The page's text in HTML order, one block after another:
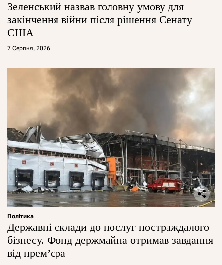
Зеленський назвав головну умову для
закінчення війни після рішення Сенату
США
7 Серпня, 2026
Політика
Державні склади до послуг постраждалого
бізнесу. Фонд держмайна отримав завдання
від прем’єра